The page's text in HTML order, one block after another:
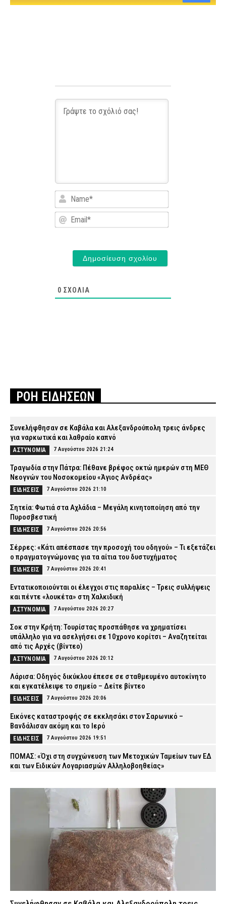
Name*
Email*
0 ΣΧΌΛΙΑ
ΡΟΗ ΕΙΔΗΣΕΩΝ
Συνελήφθησαν σε Καβάλα και Αλεξανδρούπολη τρεις άνδρες
για ναρκωτικά και λαθραίο καπνό
ΑΣΤΥΝΟΜΙΑ 7 Αυγούστου 2026 21:24
Τραγωδία στην Πάτρα: Πέθανε βρέφος οκτώ ημερών στη ΜΕΘ
Νεογνών του Νοσοκομείου «Άγιος Ανδρέας»
ΕΙΔΗΣΕΙΣ 7 Αυγούστου 2026 21:10
Σητεία: Φωτιά στα Αχλάδια – Μεγάλη κινητοποίηση από την
Πυροσβεστική
ΕΙΔΗΣΕΙΣ 7 Αυγούστου 2026 20:56
Σέρρες: «Κάτι απέσπασε την προσοχή του οδηγού» – Τι εξετάζει
ο πραγματογνώμονας για τα αίτια του δυστυχήματος
ΕΙΔΗΣΕΙΣ 7 Αυγούστου 2026 20:41
Εντατικοποιούνται οι έλεγχοι στις παραλίες – Τρεις συλλήψεις
και πέντε «λουκέτα» στη Χαλκιδική
ΑΣΤΥΝΟΜΙΑ 7 Αυγούστου 2026 20:27
Σοκ στην Κρήτη: Τουρίστας προσπάθησε να χρηματίσει
υπάλληλο για να ασελγήσει σε 10χρονο κορίτσι – Αναζητείται
από τις Αρχές (βίντεο)
ΑΣΤΥΝΟΜΙΑ 7 Αυγούστου 2026 20:12
Λάρισα: Οδηγός δικύκλου έπεσε σε σταθμευμένο αυτοκίνητο
και εγκατέλειψε το σημείο – Δείτε βίντεο
ΕΙΔΗΣΕΙΣ 7 Αυγούστου 2026 20:06
Εικόνες καταστροφής σε εκκλησάκι στον Σαρωνικό –
Βανδάλισαν ακόμη και το Ιερό
ΕΙΔΗΣΕΙΣ 7 Αυγούστου 2026 19:51
ΠΟΜΑΣ: «Όχι στη συγχώνευση των Μετοχικών Ταμείων των ΕΔ
και των Ειδικών Λογαριασμών Αλληλοβοηθείας»
Μαρούσι: Συνελήφθη 35χρονος σε προαύλιο σχολείου για
διακίνηση ναρκωτικών (εικόνα)
7 Αυγούστου 2026 19:26
Χριστοφορίδης Κωνσταντίνος (ΕΑΥΘ): «41 βαθμοί μέσα στα
λεωφορεία της ΔΑΕΘ»
7 Αυγούστου 2026 19:14
«Καμπανάκι» από τον ΟΟΣΑ: Στην Ελλάδα η μεγαλύτερη πτώση
του πραγματικού εισοδήματος των νοικοκυριών
CAPITAL